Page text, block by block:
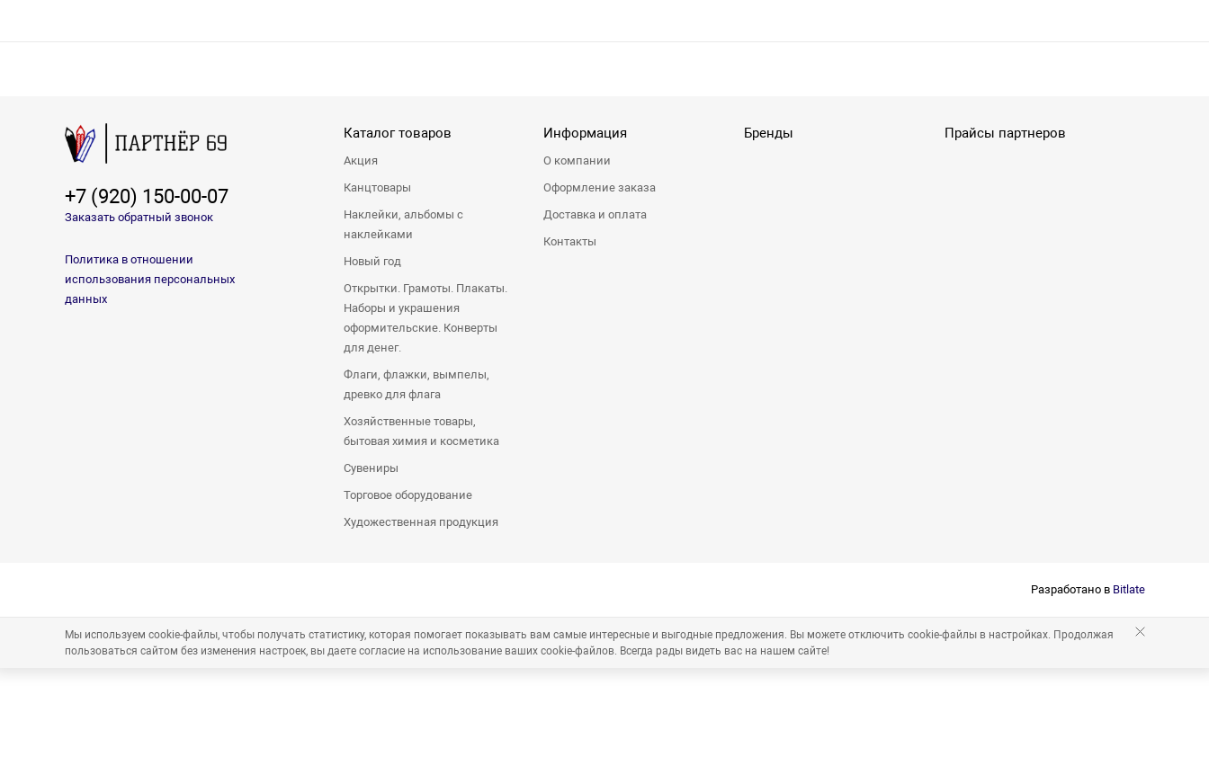
+7 (920) 150-00-07
Заказать обратный звонок
Политика в отношении
использования персональных
данных
Каталог товаров
Акция
Канцтовары
Наклейки, альбомы с
наклейками
Новый год
Открытки. Грамоты. Плакаты.
Наборы и украшения
оформительские. Конверты
для денег.
Флаги, флажки, вымпелы,
древко для флага
Хозяйственные товары,
бытовая химия и косметика
Сувениры
Торговое оборудование
Художественная продукция
Информация
О компании
Оформление заказа
Доставка и оплата
Контакты
Бренды Прайсы партнеров
Разработано в Bitlate
Мы используем cookie-файлы, чтобы получать статистику, которая помогает показывать вам самые интересные и выгодные предложения. Вы можете отключить cookie-файлы в настройках. Продолжая
пользоваться сайтом без изменения настроек, вы даете согласие на использование ваших cookie-файлов. Всегда рады видеть вас на нашем сайте!